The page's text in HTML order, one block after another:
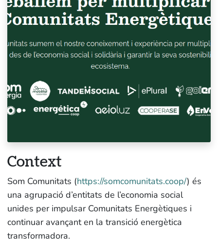
Context
Som Comunitats (https://somcomunitats.coop/) és
una agrupació d’entitats de l’economia social
unides per impulsar Comunitats Energètiques i
continuar avançant en la transició energètica
transformadora.